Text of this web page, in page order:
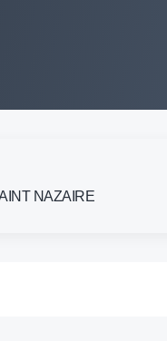
NAZAIRE